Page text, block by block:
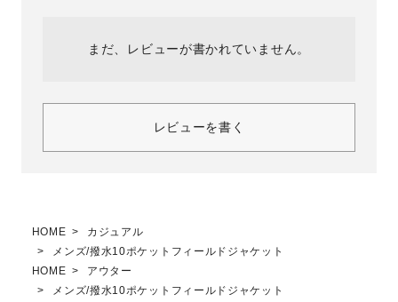
まだ、レビューが書かれていません。
レビューを書く
HOME
カジュアル
メンズ/撥水10ポケットフィールドジャケット
HOME
アウター
メンズ/撥水10ポケットフィールドジャケット